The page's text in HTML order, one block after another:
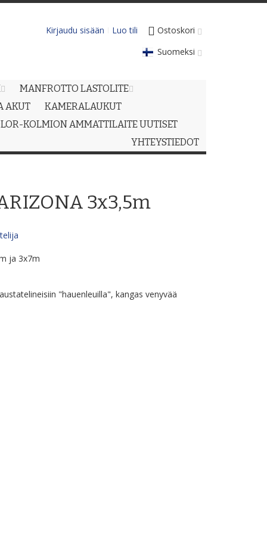
Ostoskori
Kirjaudu sisään
Luo tili
Suomeksi
MANFROTTO LASTOLITE
AKUT
KAMERALAUKUT
KOLMION AMMATTILAITE UUTISET
YHTEYSTIEDOT
3x3,5m
ja 3x7m
"hauenleuilla", kangas venyvää